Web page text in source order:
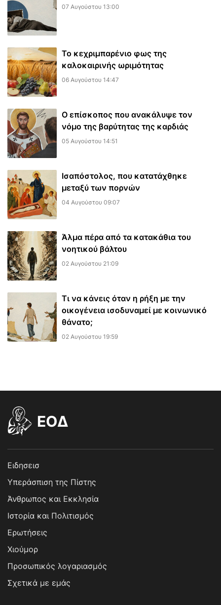
07 Αυγούστου 13:00
Το κεχριμπαρένιο φως της
καλοκαιρινής ωριμότητας
06 Αυγούστου 14:47
Ο επίσκοπος που ανακάλυψε τον
νόμο της βαρύτητας της καρδιάς
05 Αυγούστου 14:51
Ισαπόστολος, που κατατάχθηκε
μεταξύ των πορνών
04 Αυγούστου 09:07
​Άλμα πέρα από τα κατακάθια του
νοητικού βάλτου
02 Αυγούστου 21:09
Τι να κάνεις όταν η ρήξη με την
οικογένεια ισοδυναμεί με κοινωνικό
θάνατο;
02 Αυγούστου 19:59
EOΔ
Ειδησεισ
Υπεράσπιση της Πίστης
Άνθρωπος και Εκκλησία
Ιστορία και Πολιτισμός
Ερωτήσεις
Χιούμορ
Προσωπικός λογαριασμός
Σχετικά με εμάς